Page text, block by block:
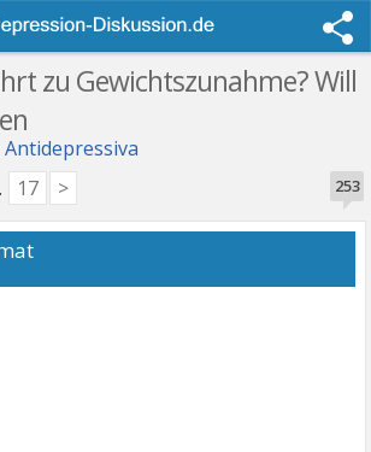
zu Gewichtszunahme? Will
253
17 >